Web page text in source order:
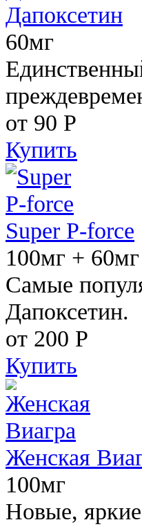
Дапоксетин
60мг
от 90 Р
Купить
Super P-force
100мг + 60мг
Самые
Дапоксетин.
от 200 Р
Купить
Женская
100мг
Новые,